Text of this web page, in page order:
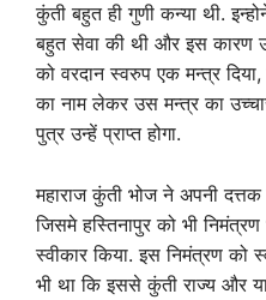
कुंती बहुत ही गुणी कन्या थी.
बहुत सेवा की थी और इस कारण
को वरदान स्वरुप एक मन्त्र
का नाम लेकर उस मन्त्र का
पुत्र उन्हें प्राप्त होगा.
महाराज कुंती भोज ने अपनी
जिसमे हस्तिनापुर को भी
स्वीकार किया. इस निमंत्रण
भी था कि इससे कुंती राज्य और